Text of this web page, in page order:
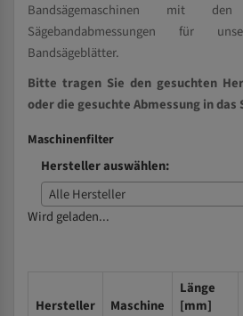
Bandsägemaschinen mit
Sägebandabmessungen für
Bandsägeblätter.
Bitte tragen Sie den gesuchten
oder die gesuchte Abmessung in
Maschinenfilter
Hersteller auswählen:
Alle Hersteller
Wird geladen...
Hersteller Maschine
Länge
[mm]